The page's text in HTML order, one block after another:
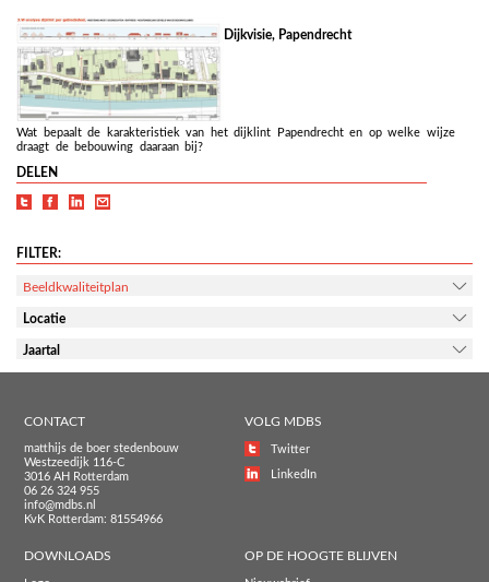
Dijkvisie, Papendrecht
Wat bepaalt de karakteristiek van het dijklint Papendrecht en op welke wijze
draagt de bebouwing daaraan bij?
DELEN
FILTER:
Beeldkwaliteitplan
Locatie
Jaartal
CONTACT
matthijs de boer stedenbouw
Westzeedijk 116-C
3016 AH Rotterdam
06 26 324 955
info@mdbs.nl
KvK Rotterdam: 81554966
VOLG MDBS
Twitter
LinkedIn
DOWNLOADS OP DE HOOGTE BLIJVEN